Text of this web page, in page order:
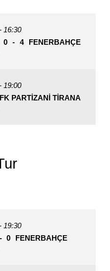
16:30
0 - 4 FENERBAHÇE
19:00
FK PARTIZANI TIRANA
19:30
- 0 FENERBAHÇE